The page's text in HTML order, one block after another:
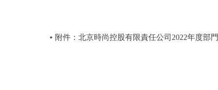
附件：北京時尚控股有限責任公司2022年度部